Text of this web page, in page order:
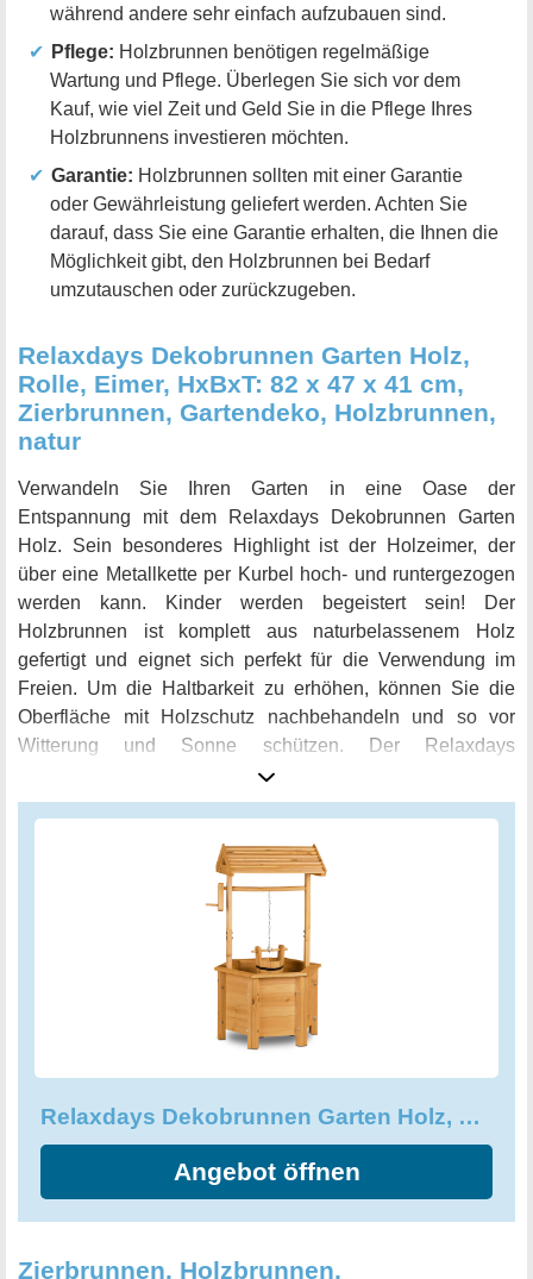
während andere sehr einfach aufzubauen sind.
Pflege: Holzbrunnen benötigen regelmäßige
Wartung und Pflege. Überlegen Sie sich vor dem
Kauf, wie viel Zeit und Geld Sie in die Pflege Ihres
Holzbrunnens investieren möchten.
Garantie: Holzbrunnen sollten mit einer Garantie
oder Gewährleistung geliefert werden. Achten Sie
darauf, dass Sie eine Garantie erhalten, die Ihnen die
Möglichkeit gibt, den Holzbrunnen bei Bedarf
umzutauschen oder zurückzugeben.
Relaxdays Dekobrunnen Garten Holz,
Rolle, Eimer, HxBxT: 82 x 47 x 41 cm,
Zierbrunnen, Gartendeko, Holzbrunnen,
natur
Verwandeln Sie Ihren Garten in eine Oase der
Entspannung mit dem Relaxdays Dekobrunnen Garten
Holz. Sein besonderes Highlight ist der Holzeimer, der
über eine Metallkette per Kurbel hoch- und runtergezogen
werden kann. Kinder werden begeistert sein! Der
Holzbrunnen ist komplett aus naturbelassenem Holz
gefertigt und eignet sich perfekt für die Verwendung im
Freien. Um die Haltbarkeit zu erhöhen, können Sie die
Oberfläche mit Holzschutz nachbehandeln und so vor
Witterung und Sonne schützen. Der Relaxdays
Dekobrunnen Garten Holz ist nicht als echter Brunnen
nutzbar, sondern rein zu Dekorationszwecken gedacht. Er
im Vorgarten zum wunderschönen Blickfang und zaubert
eine natürliche Atmosphäre. Gönnen Sie sich mit diesem
Zierbrunnen die besondere Note in Ihrem Outdoor-
Relaxdays Dekobrunnen Garten Holz, Rolle, Eimer, HxBxT: 82 x 47 x 41 cm
Angebot öffnen
Zierbrunnen, Holzbrunnen,